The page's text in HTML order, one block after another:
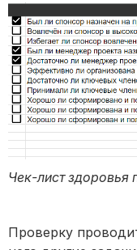
Чек-лист здоровья
Проверку